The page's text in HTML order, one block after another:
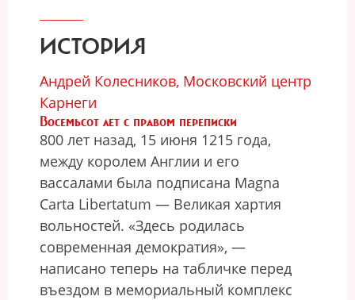
ИСТОРИЯ
Андрей Колесников, Московский центр
Карнеги
Восемьсот лет с правом переписки
800 лет назад, 15 июня 1215 года,
между королем Англии и его
вассалами была подписана Magna
Carta Libertatum — Великая хартия
вольностей. «Здесь родилась
современная демократия», —
написано теперь на табличке перед
въездом в мемориальный комплекс